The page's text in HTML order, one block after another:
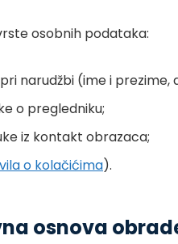
osobnih podataka:
narudžbi (ime i
o pregledniku;
iz kontakt obrazaca;
o kolačićima).
osnova